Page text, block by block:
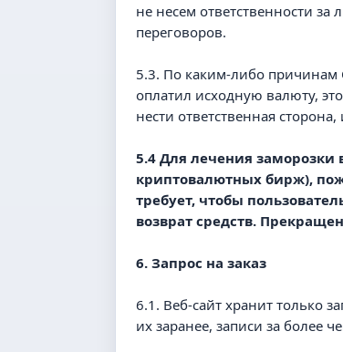
не несем ответственности
переговоров.
5.3. По каким-либо причинам
оплатил исходную валюту,
нести ответственная
5.4 Для лечения заморозки
криптовалютных бирж),
требует, чтобы
возврат средств.
6. Запрос на заказ
6.1. Веб-сайт хранит только
их заранее, записи за более